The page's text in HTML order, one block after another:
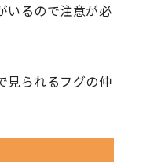
いるので注意が必
見られるフグの仲